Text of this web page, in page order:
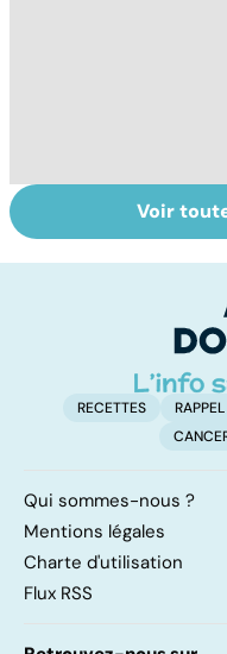
Le magnésium,
un oligo-élément
Voir
RECETTES
Qui sommes-nous ?
Mentions légales
Charte d'utilisation
Flux RSS